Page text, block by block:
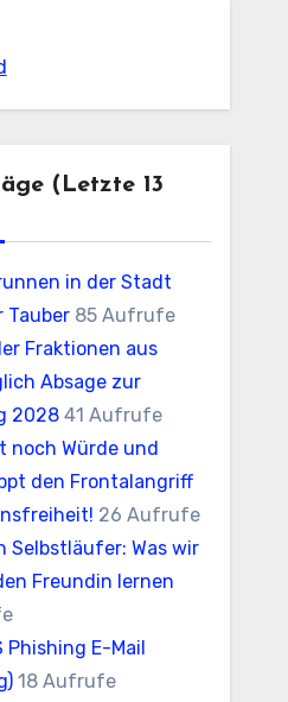
(letzte 13
in der Stadt
Tauber 85 Aufrufe
Fraktionen aus
Absage zur
2028 41 Aufrufe
noch Würde und
den Frontalangriff
26 Aufrufe
Selbstläufer: Was wir
Freundin lernen
Phishing E-Mail
18 Aufrufe